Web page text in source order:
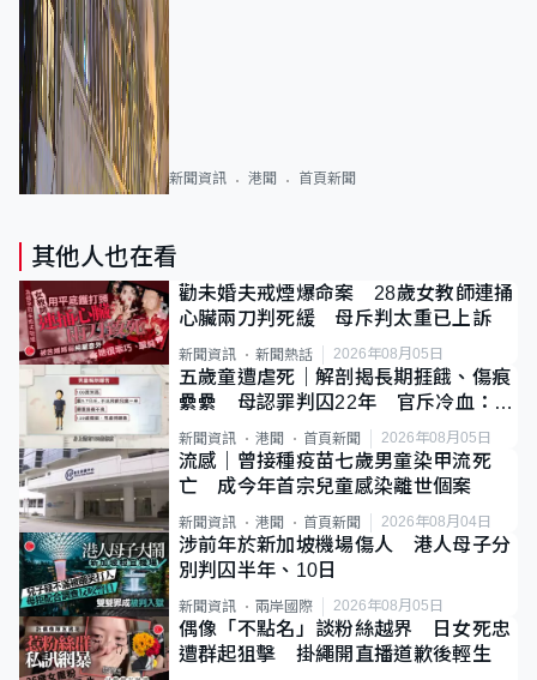
新聞資訊 港聞 首頁新聞
其他人也在看
勸未婚夫戒煙爆命案 28歲女教師連捅
心臟兩刀判死緩 母斥判太重已上訴
新聞資訊 新聞熱話 2026年08月05日
五歲童遭虐死｜解剖揭長期捱餓、傷痕
纍纍 母認罪判囚22年 官斥冷血：同
類案最惡劣
新聞資訊 港聞 首頁新聞 2026年08月05日
流感｜曾接種疫苗七歲男童染甲流死
亡 成今年首宗兒童感染離世個案
新聞資訊 港聞 首頁新聞 2026年08月04日
涉前年於新加坡機場傷人 港人母子分
別判囚半年、10日
新聞資訊 兩岸國際 2026年08月05日
偶像「不點名」談粉絲越界 日女死忠
遭群起狙擊 掛繩開直播道歉後輕生